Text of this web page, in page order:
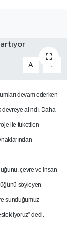
A- A
devam ederken
devreye alındı. Daha
ile tüketilen
çevre ve insan
söyleyen
ve sunduğumuz
dedi.